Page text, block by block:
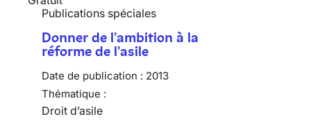
Publications spéciales
Donner de l'ambition à la
réforme de l'asile
Date de publication : 2013
Thématique :
Droit d’asile